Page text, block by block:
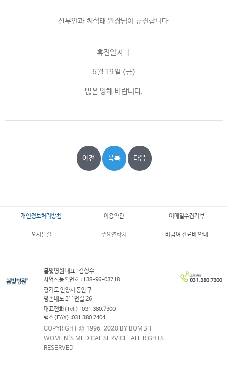
산부인과 최석태 원장님이 휴진합니다.
휴진일자 ㅣ
6월 19일 (금)
많은 양해 바랍니다.
이전 목록 다음
개인정보처리방침 이용약관 이메일수집거부
오시는길 주요연락처 비급여 진료비 안내
봄빛병원 대표 : 김성수
사업자등록번호 : 138-96-03718
경기도 안양시 동안구
평촌대로 211번길 26
대표전화(Tel.) : 031.380.7300
팩스(FAX) :031.380.7404
COPYRIGHT © 1996-2020 BY BOMBIT
WOMEN'S MEDICAL SERVICE. ALL RIGHTS
RESERVED